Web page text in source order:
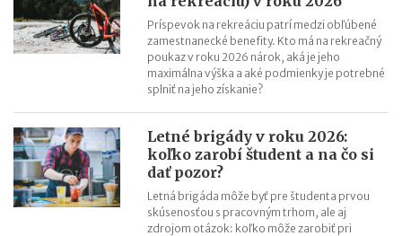
Registratúrny plán a registratúrny poriadok
Príspevok na rekreáciu patrí medzi obľúbené
zamestnanecké benefity. Kto má na rekreačný
poukaz v roku 2026 nárok, aká je jeho
maximálna výška a aké podmienky je potrebné
splniť na jeho získanie?
Letné brigády v roku 2026:
koľko zarobí študent a na čo si
dať pozor?
Letná brigáda môže byť pre študenta prvou
skúsenosťou s pracovným trhom, ale aj
zdrojom otázok: koľko môže zarobiť pri